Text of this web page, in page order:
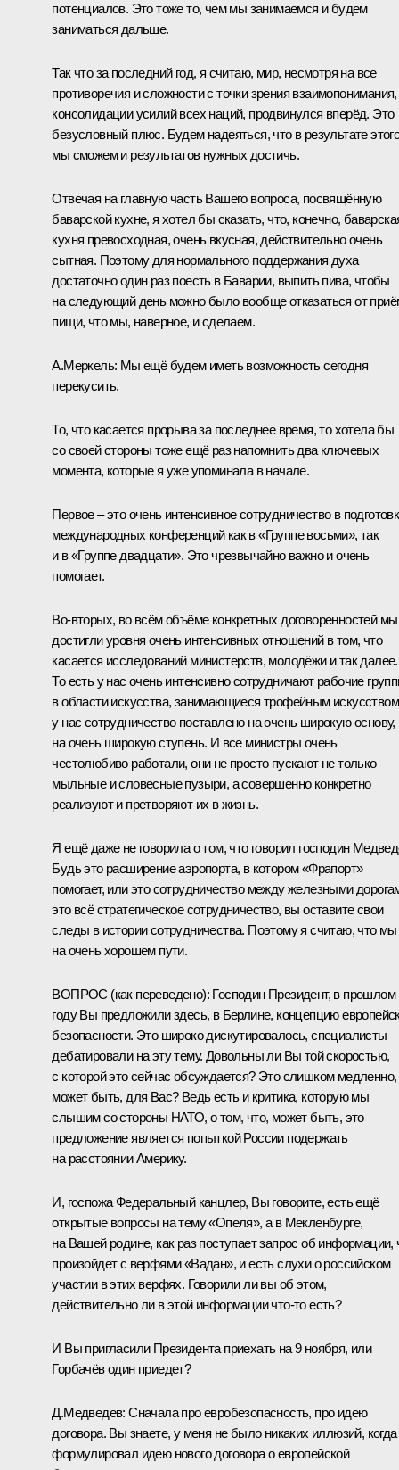
потенциалов. Это тоже то, чем мы занимаемся и будем
заниматься дальше.
Так что за последний год, я считаю, мир, несмотря на все
противоречия и сложности с точки зрения взаимопонимания,
консолидации усилий всех наций, продвинулся вперёд. Это
безусловный плюс. Будем надеяться, что в результате
мы сможем и результатов нужных достичь.
Отвечая на главную часть Вашего вопроса, посвящённую
баварской кухне, я хотел бы сказать, что, конечно,
кухня превосходная, очень вкусная, действительно очень
сытная. Поэтому для нормального поддержания духа
достаточно один раз поесть в Баварии, выпить пива, чтобы
на следующий день можно было вообще отказаться от
пищи, что мы, наверное, и сделаем.
А.Меркель: Мы ещё будем иметь возможность сегодня
перекусить.
То, что касается прорыва за последнее время, то хотела бы
со своей стороны тоже ещё раз напомнить два ключевых
момента, которые я уже упоминала в начале.
Первое – это очень интенсивное сотрудничество в
международных конференций как в «Группе восьми», так
и в «Группе двадцати». Это чрезвычайно важно и очень
помогает.
Во‑вторых, во всём объёме конкретных договоренностей мы
достигли уровня очень интенсивных отношений в том, что
касается исследований министерств, молодёжи и так далее.
То есть у нас очень интенсивно сотрудничают рабочие
в области искусства, занимающиеся трофейным
у нас сотрудничество поставлено на очень широкую основу,
на очень широкую ступень. И все министры очень
честолюбиво работали, они не просто пускают не только
мыльные и словесные пузыри, а совершенно конкретно
реализуют и претворяют их в жизнь.
Я ещё даже не говорила о том, что говорил господин
Будь это расширение аэропорта, в котором «Фрапорт»
помогает, или это сотрудничество между железными
это всё стратегическое сотрудничество, вы оставите свои
следы в истории сотрудничества. Поэтому я считаю, что мы
на очень хорошем пути.
ВОПРОС (как переведено): Господин Президент, в прошлом
году Вы предложили здесь, в Берлине, концепцию
безопасности. Это широко дискутировалось, специалисты
дебатировали на эту тему. Довольны ли Вы той скоростью,
с которой это сейчас обсуждается? Это слишком медленно,
может быть, для Вас? Ведь есть и критика, которую мы
слышим со стороны НАТО, о том, что, может быть, это
предложение является попыткой России подержать
на расстоянии Америку.
И, госпожа Федеральный канцлер, Вы говорите, есть ещё
открытые вопросы на тему «Опеля», а в Мекленбурге,
на Вашей родине, как раз поступает запрос об информации,
произойдет с верфями «Вадан», и есть слухи о российском
участии в этих верфях. Говорили ли вы об этом,
действительно ли в этой информации что‑то есть?
И Вы пригласили Президента приехать на 9 ноября, или
Горбачёв один приедет?
Д.Медведев: Сначала про евробезопасность, про идею
договора. Вы знаете, у меня не было никаких иллюзий, когда
формулировал идею нового договора о европейской